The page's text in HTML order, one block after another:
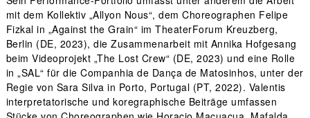
mit dem Kollektiv „Allyon Nous“, dem Choreographen Felipe
Fizkal in „Against the Grain“ im TheaterForum Kreuzberg,
Berlin (DE, 2023), die Zusammenarbeit mit Annika Hofgesang
beim Videoprojekt „The Lost Crew“ (DE, 2023) und eine Rolle
in „SAL“ für die Companhia de Dança de Matosinhos, unter der
Regie von Sara Silva in Porto, Portugal (PT, 2022). Valentis
interpretatorische und koregraphische Beiträge umfassen